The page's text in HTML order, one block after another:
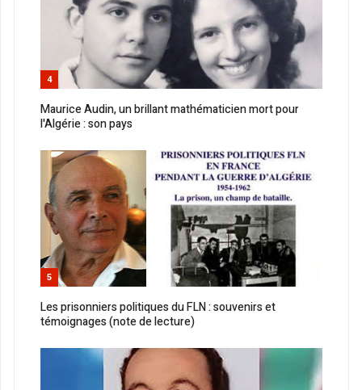
4
Maurice Audin, un brillant mathématicien mort pour
l'Algérie : son pays
5
Les prisonniers politiques du FLN : souvenirs et
témoignages (note de lecture)